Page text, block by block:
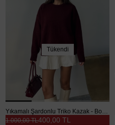
Tükendi
Yıkamalı Şardonlu Triko Kazak - Bordo
400,00 TL
1.000,00 TL